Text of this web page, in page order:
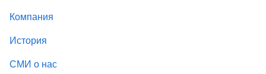
Компания
История
СМИ о нас